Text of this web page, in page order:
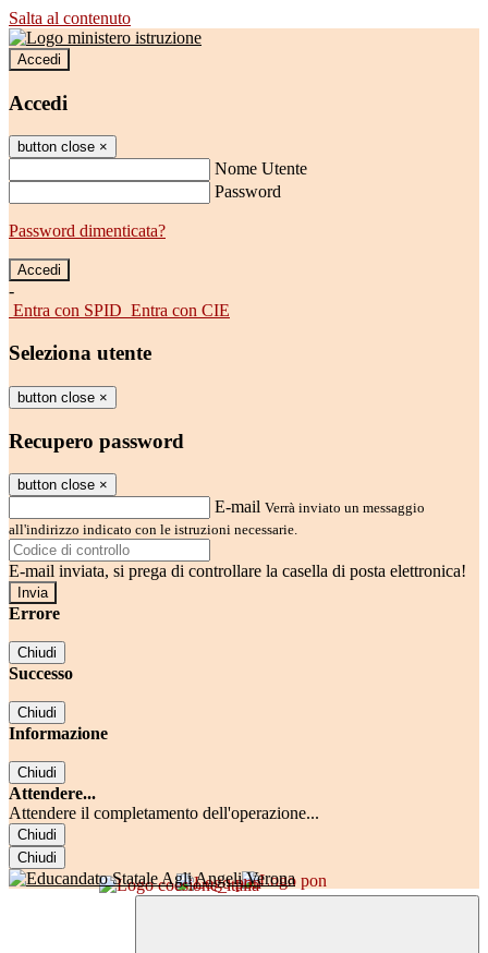
Salta al contenuto
Accedi
Accedi
button close ×
Nome Utente
Password
Password dimenticata?
-
Entra con SPID Entra con CIE
Seleziona utente
button close ×
Recupero password
button close ×
E-mail Verrà inviato un messaggio
all'indirizzo indicato con le istruzioni necessarie.
E-mail inviata, si prega di controllare la casella di posta elettronica!
Errore
Chiudi
Successo
Chiudi
Informazione
Chiudi
Attendere...
Attendere il completamento dell'operazione...
Chiudi
Chiudi